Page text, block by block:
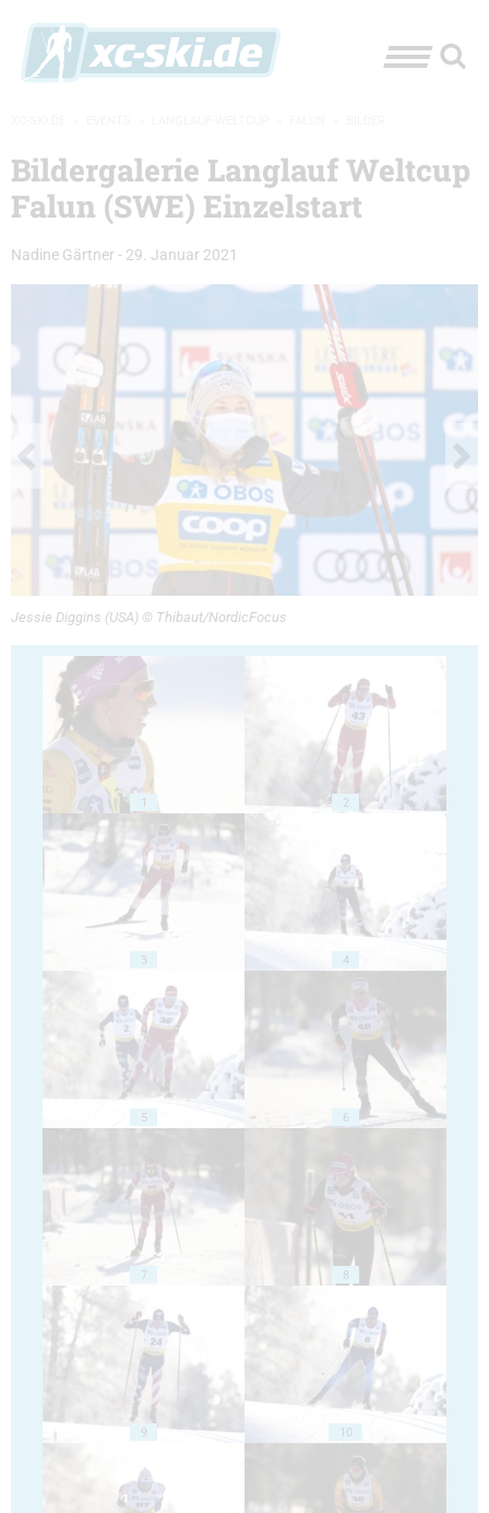
Bildergalerie Langlauf Weltcup
Falun (SWE) Einzelstart
Nadine Gärtner - 29. Januar 2021
Jessie Diggins (USA) © Thibaut/NordicFocus
1 2
3 4
5 6
7 8
9 10